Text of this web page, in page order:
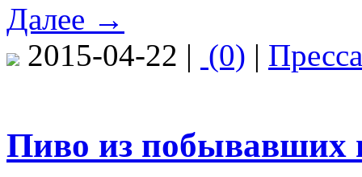
Далее →
2015-04-22 | (0) | Пресса
Пиво из побывавших